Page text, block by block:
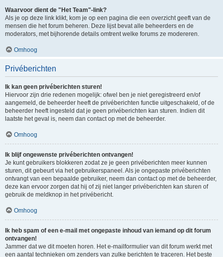
Waarvoor dient de "Het Team"-link?
Als je op deze link klikt, kom je op een pagina die een overzicht geeft van de
mensen die het forum beheren. Deze lijst bevat alle beheerders en de
moderators, met bijhorende details omtrent welke forums ze modereren.
Omhoog
Privéberichten
Ik kan geen privéberichten sturen!
Hiervoor zijn drie redenen mogelijk: ofwel ben je niet geregistreerd en/of
aangemeld, de beheerder heeft de privéberichten functie uitgeschakeld, of de
beheerder heeft ingesteld dat je geen privéberichten kan sturen. Indien dit
laatste het geval is, neem dan contact op met de beheerder.
Omhoog
Ik blijf ongewenste privéberichten ontvangen!
Je kunt gebruikers blokkeren zodat ze je geen privéberichten meer kunnen
sturen, dit gebeurt via het gebruikerspaneel. Als je ongepaste privéberichten
ontvangt van een bepaalde gebruiker, neem dan contact op met de beheerder,
deze kan ervoor zorgen dat hij of zij niet langer privéberichten kan sturen of
gebruik de meldknop in het privébericht.
Omhoog
Ik heb spam of een e-mail met ongepaste inhoud van iemand op dit forum
ontvangen!
Jammer dat we dit moeten horen. Het e-mailformulier van dit forum werkt met
een aantal technieken om zenders van zulke berichten te traceren. Het beste